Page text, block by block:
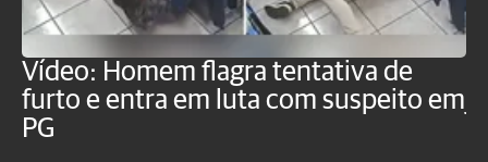
Vídeo: Homem flagra tentativa de
furto e entra em luta com suspeito em
PG